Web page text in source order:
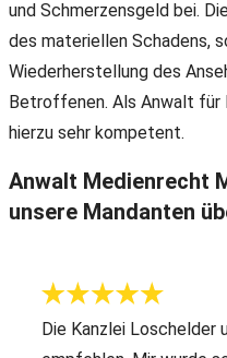
und Schmerzensgeld bei.
des materiellen Schadens,
Wiederherstellung des
Betroffenen. Als Anwalt für
hierzu sehr kompetent.
Anwalt Medienrecht
unsere Mandanten
Die Kanzlei Loschelder